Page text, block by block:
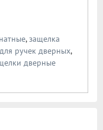
,защелка
ручек дверных,
дверные